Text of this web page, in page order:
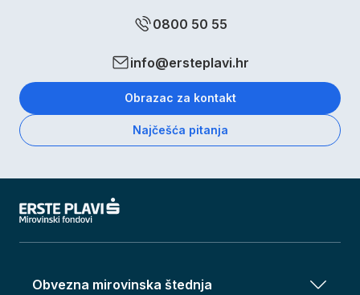
0800 50 55
info@ersteplavi.hr
Obrazac za kontakt
Najčešća pitanja
Obvezna mirovinska štednja